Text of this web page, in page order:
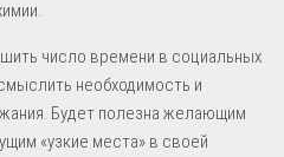
число времени в социальных
необходимость и
Будет полезна желающим
«узкие места» в своей